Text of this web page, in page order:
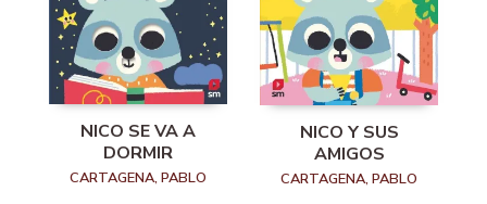
NICO SE VA A
DORMIR
CARTAGENA, PABLO
NICO Y SUS
AMIGOS
CARTAGENA, PABLO